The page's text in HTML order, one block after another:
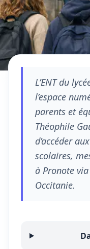
L’ENT du
l’espace
parents et
Théophile
d’accéder
scolaires,
à Pronote
Occitanie.